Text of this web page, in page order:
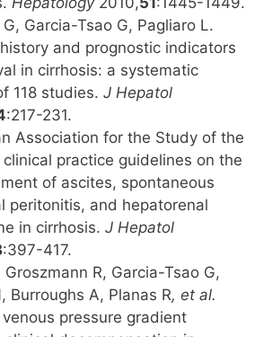
G, Garcia-Tsao G, Pagliaro L.
and prognostic indicators
in cirrhosis: a systematic
118 studies. J Hepatol
:217-231.
Association for the Study of the
clinical practice guidelines on the
of ascites, spontaneous
peritonitis, and hepatorenal
in cirrhosis. J Hepatol
:397-417.
Groszmann R, Garcia-Tsao G,
Burroughs A, Planas R, et al.
pressure gradient